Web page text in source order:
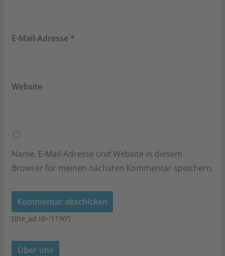
E-Mail-Adresse *
Website
Name, E-Mail-Adresse und Website in diesem
Browser für meinen nächsten Kommentar speichern.
[the_ad id='1190']
Über uns